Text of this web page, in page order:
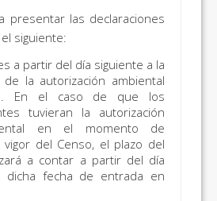
presentar las declaraciones
siguiente:
a partir del día siguiente a la
de la autorización ambiental
En el caso de que los
tuvieran la autorización
en el momento de
del Censo, el plazo del
a contar a partir del día
dicha fecha de entrada en